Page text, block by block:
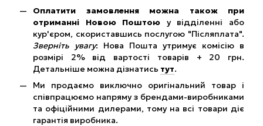
Оплатити замовлення можна також при
отриманні Новою Поштою у відділенні або
кур'єром, скориставшись послугою "Післяплата".
Зверніть увагу: Нова Пошта утримує комісію в
розмірі 2% від вартості товарів + 20 грн.
Детальніше можна дізнатись тут.
Ми продаємо виключно оригінальний товар і
співпрацюємо напряму з брендами-виробниками
та офіційними дилерами, тому на всі товари діє
гарантія виробника.